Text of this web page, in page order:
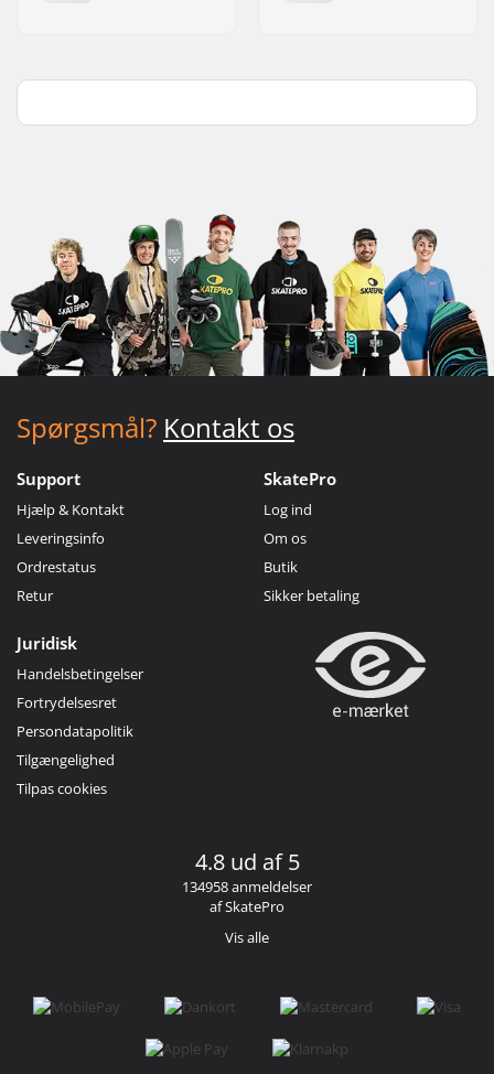
Spørgsmål? Kontakt os
Support
Hjælp & Kontakt
Leveringsinfo
Ordrestatus
Retur
SkatePro
Log ind
Om os
Butik
Sikker betaling
Juridisk
Handelsbetingelser
Fortrydelsesret
Persondatapolitik
Tilgængelighed
Tilpas cookies
4.8 ud af 5
134958 anmeldelser
af SkatePro
Vis alle